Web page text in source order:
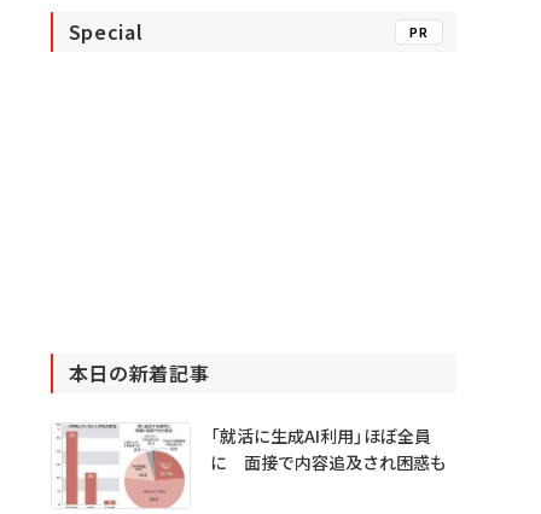
Special PR
本日の新着記事
「就活に生成AI利用」ほぼ全員
に 面接で内容追及され困惑も